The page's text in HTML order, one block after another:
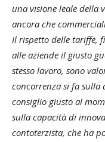
una visione leale
ancora che
Il rispetto delle tariffe,
alle aziende il giusto
stesso lavoro, sono
concorrenza si fa sulla
consiglio giusto al
sulla capacità di
contoterzista, che ha